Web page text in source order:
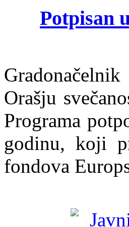
Potpisan
Orašju
Programa
godinu, koji
fondova